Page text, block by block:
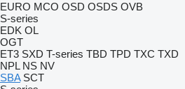
EURO MCO OSD OSDS OVB
S-series
EDK OL
OGT
ET3 SXD T-series TBD TPD TXC TXD
NPL NS NV
SBA SCT